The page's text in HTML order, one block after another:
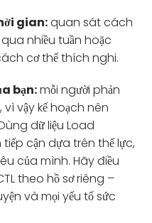
gian:quan sát cách
nhiều tuần hoặc
cơ thể thích nghi.
bạn:mỗi người phản
vậy kế hoạch nên
dữ liệu Load
cận dựa trên thể lực,
của mình. Hãy điều
theo hồ sơ riêng –
và mọi yếu tố sức